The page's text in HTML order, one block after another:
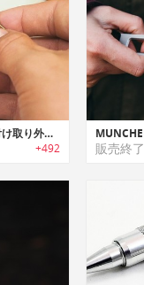
Kii RING｜簡単に取り付け取り外し可能なキーリング「キイリング」
+492 販売終了